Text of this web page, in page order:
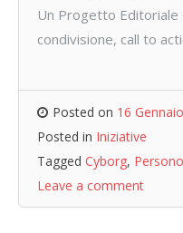
Un Progetto Editoriale
condivisione, call to
Posted on 16
Posted in Iniziative
Tagged Cyborg,
Leave a comment